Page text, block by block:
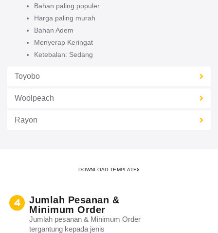
Bahan paling populer
Harga paling murah
Bahan Adem
Menyerap Keringat
Ketebalan: Sedang
Toyobo
Woolpeach
Rayon
DOWNLOAD TEMPLATE
Jumlah Pesanan &
Minimum Order
Jumlah pesanan & Minimum Order
tergantung kepada jenis